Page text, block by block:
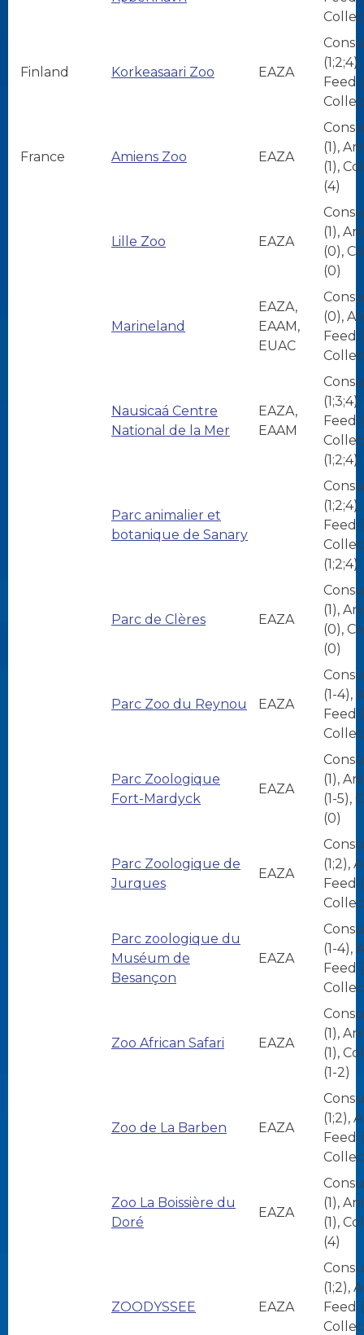
Finland Korkeasaari Zoo EAZA
Feed
France Amiens Zoo EAZA
(1),
(1),
(4)
Lille Zoo EAZA
(1),
(0),
(0)
Marineland
EAZA,
EAAM,
EUAC
(0),
Feed
Nausicaá Centre
National de la Mer
EAZA,
EAAM
Feed
(1;2;4)
Parc animalier et
botanique de Sanary
Feed
(1;2;4)
Parc de Clères EAZA
(1),
(0),
(0)
Parc Zoo du Reynou EAZA
(1-4),
Feed
Parc Zoologique
Fort-Mardyck
EAZA
(1),
(1-5),
(0)
Parc Zoologique de
Jurques
EAZA
(1;2),
Feed
Parc zoologique du
Muséum de
Besançon
EAZA
(1-4),
Feed
Zoo African Safari EAZA
(1),
(1),
(1-2)
Zoo de La Barben EAZA
(1;2),
Feed
Zoo La Boissière du
Doré
EAZA
(1),
(1),
(4)
ZOODYSSEE EAZA
(1;2),
Feed